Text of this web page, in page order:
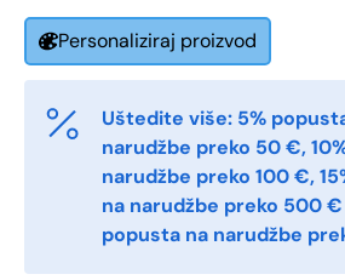
Antall *
Personaliziraj proizvod
Uštedite više: 5%
narudžbe preko 50 €,
narudžbe preko 100 €,
na narudžbe preko 500 €
popusta na narudžbe